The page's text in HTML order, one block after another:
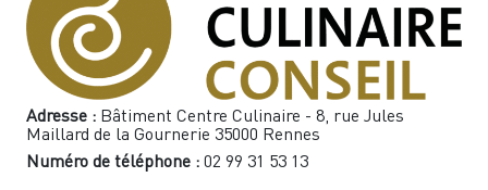
Adresse : Bâtiment Centre Culinaire - 8, rue Jules
Maillard de la Gournerie 35000 Rennes
Numéro de téléphone : 02 99 31 53 13